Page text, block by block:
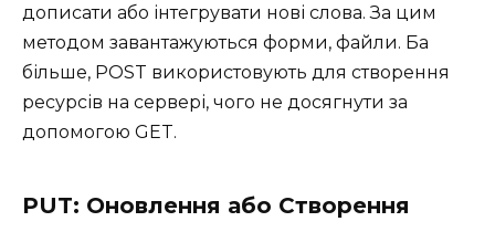
дописати або інтегрувати нові слова. За цим
методом завантажуються форми, файли. Ба
більше, POST використовують для створення
ресурсів на сервері, чого не досягнути за
допомогою GET.
PUT: Оновлення або Створення